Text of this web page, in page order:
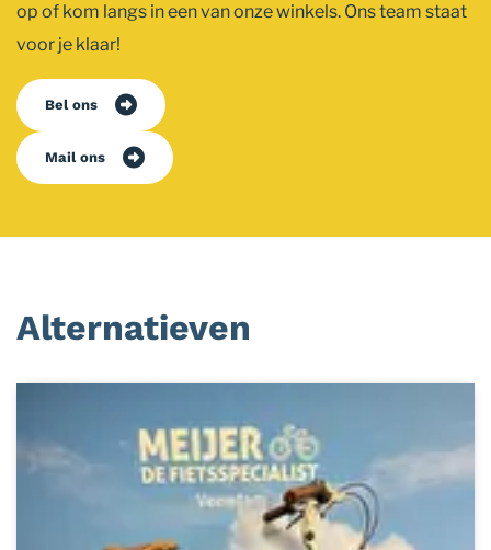
op of kom langs in een van onze winkels. Ons team staat
voor je klaar!
Bel ons
Mail ons
Alternatieven